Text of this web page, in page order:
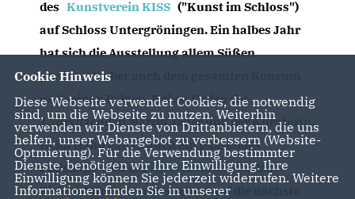
des Kunstverein KISS ("Kunst im Schloss")
auf Schloss Untergröningen. Ein halbes Jahr
hat sich die Ausstellung allem Süßen
gewidmet, aber auch dem gesamten Konsum
und seinen Folgen. Neben Reden des
1.Vorsitzenden Martin Jäger und der Kuratorin
Heidi Hahn gab es auch ein passendes
Finissage-Bier der Lammbrauerei , das
FinAle! Wir freuen uns schon auf die nächste
Cookie Hinweis
Diese Webseite verwendet Cookies, die notwendig
sind, um die Webseite zu nutzen. Weiterhin
verwenden wir Dienste von Drittanbietern, die uns
helfen, unser Webangebot zu verbessern (Website-
Optmierung). Für die Verwendung bestimmter
Dienste, benötigen wir Ihre Einwilligung. Ihre
Einwilligung können Sie jederzeit widerrufen. Weitere
Informationen finden Sie in unserer